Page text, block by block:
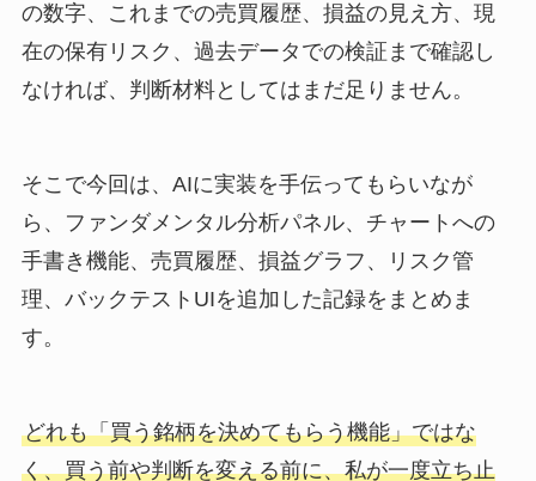
の数字、これまでの売買履歴、損益の見え方、現
在の保有リスク、過去データでの検証まで確認し
なければ、判断材料としてはまだ足りません。
そこで今回は、AIに実装を手伝ってもらいなが
ら、ファンダメンタル分析パネル、チャートへの
手書き機能、売買履歴、損益グラフ、リスク管
理、バックテストUIを追加した記録をまとめま
す。
どれも「買う銘柄を決めてもらう機能」ではな
く、買う前や判断を変える前に、私が一度立ち止